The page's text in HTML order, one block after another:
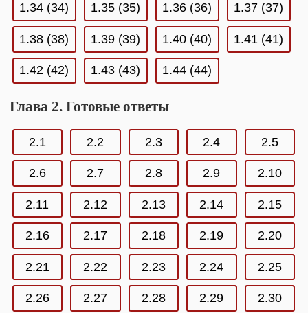
1.34 (34) 1.35 (35) 1.36 (36) 1.37 (37)
1.38 (38) 1.39 (39) 1.40 (40) 1.41 (41)
1.42 (42) 1.43 (43) 1.44 (44)
Глава 2. Готовые ответы
2.1 2.2 2.3 2.4 2.5
2.6 2.7 2.8 2.9 2.10
2.11 2.12 2.13 2.14 2.15
2.16 2.17 2.18 2.19 2.20
2.21 2.22 2.23 2.24 2.25
2.26 2.27 2.28 2.29 2.30